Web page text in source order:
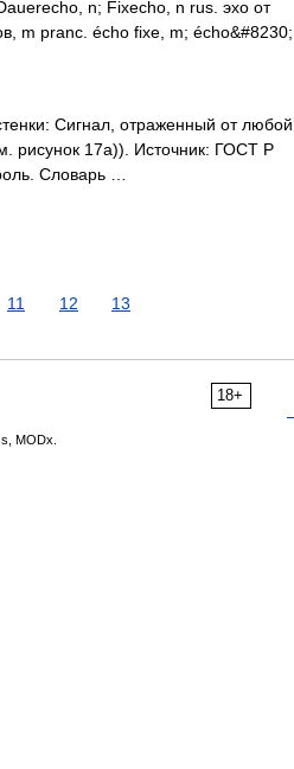
n; Fixecho, n rus. эхо от
m pranc. écho fixe, m; écho&#8230;
Сигнал, отраженный от любой
рисунок 17а)). Источник: ГОСТ Р
Словарь …
11 12 13
18+
MODx.